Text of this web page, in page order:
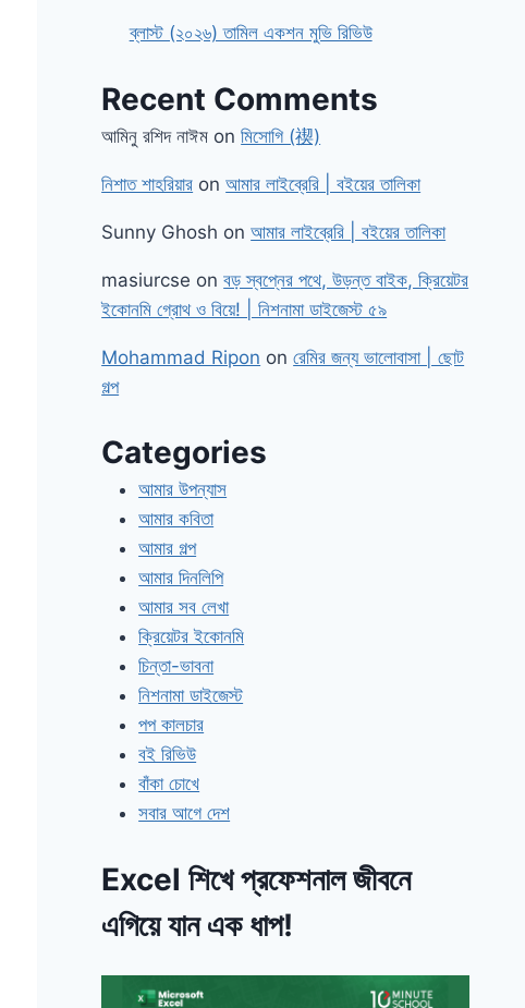
ব্লাস্ট (২০২৬) তামিল একশন মুভি রিভিউ
Recent Comments
আমিনু রশিদ নাঈম onমিসোগি (禊)
নিশাত শাহরিয়ার onআমার লাইব্রেরি | বইয়ের তালিকা
Sunny Ghosh onআমার লাইব্রেরি | বইয়ের তালিকা
masiurcse onবড় স্বপ্নের পথে, উড়ন্ত বাইক, ক্রিয়েটর
ইকোনমি গ্রোথ ও বিয়ে! | নিশনামা ডাইজেস্ট ৫৯
Mohammad Ripon onরেমির জন্য ভালোবাসা | ছোট
গল্প
Categories
আমার উপন্যাস
আমার কবিতা
আমার গল্প
আমার দিনলিপি
আমার সব লেখা
ক্রিয়েটর ইকোনমি
চিন্তা-ভাবনা
নিশনামা ডাইজেস্ট
পপ কালচার
বই রিভিউ
বাঁকা চোখে
সবার আগে দেশ
Excel শিখে প্রফেশনাল জীবনে
এগিয়ে যান এক ধাপ!